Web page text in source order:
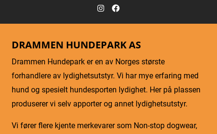
DRAMMEN HUNDEPARK AS
Drammen Hundepark er en av Norges største
forhandlere av lydighetsutstyr. Vi har mye erfaring med
hund og spesielt hundesporten lydighet. Her på plassen
produserer vi selv apporter og annet lydighetsutstyr.
Vi fører flere kjente merkevarer som Non-stop dogwear,